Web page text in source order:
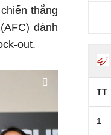
thắng
đánh
out.
TT
1